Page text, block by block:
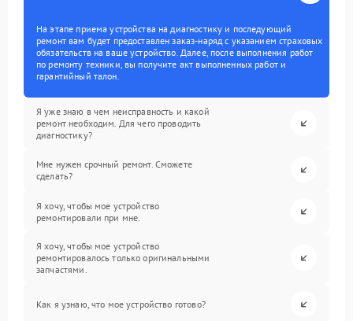
На этапе приема устройства на диагностику и последующий
ремонт вам будет предоставлен заказ-наряд с указанием страховых
обязательств на ваше устройство. Далее, после выполнения работ
по ремонту техники, вы получите акт выполненных работ и
гарантийный талон.
Я уже знаю в чем неисправность и какой
ремонт необходим. Для чего проводить
диагностику?
Мне нужен срочный ремонт. Сможете
сделать?
Я хочу, чтобы мое устройство
ремонтировали при мне.
Я хочу, чтобы мое устройство
ремонтировалось только оригинальными
запчастями.
Как я узнаю, что мое устройство готово?